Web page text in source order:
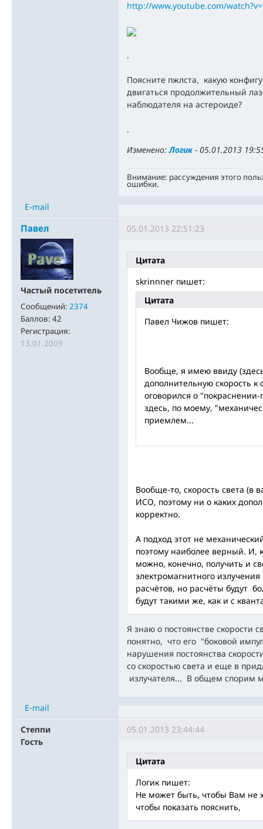
http://www.youtube.com/
.
Поясните пжлста, какую
двигаться продолжительный
наблюдателя на астероиде?
.
Изменено:Логик- 05.01.2013
Внимание: рассуждения этого
ошибки.
E-mail
Павел
Частый посетитель
Сообщений: 2374
Баллов: 42
Регистрация:
13.01.2009
05.01.2013 22:51:23
Цитата
skrinnner пишет:
Цитата
Павел Чижов пишет:
Вообще, я имею ввиду
дополнительную скорость к
оговорился о
здесь, по моему,
приемлем...
Вообще-то, скорость света (в
ИСО, поэтому ни о каких
корректно.
А подход этот не
поэтому наиболее верный. И,
можно, конечно, получить и
электромагнитного
расчётов, но расчёты будут
будут такими же, как и с
Я знаю о постоянстве скорости
понятно, что его "боковой
нарушения постоянства
со скоростью света и еще в
излучателя... В общем спорим
E-mail
Степпи
Гость
05.01.2013 23:44:44
Цитата
Логик пишет:
Не может быть, чтобы Вам не
чтобы показать пояснить,